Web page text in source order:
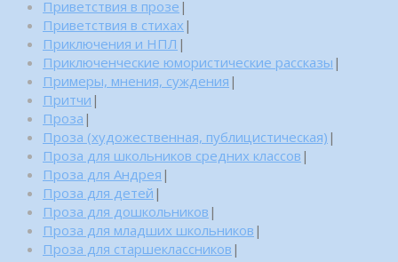
Приветствия в прозе |
Приветствия в стихах |
Приключения и НПЛ |
Приключенческие юмористические рассказы |
Примеры, мнения, суждения |
Притчи |
Проза |
Проза (художественная, публицистическая) |
Проза для школьников средних классов |
Проза для Андрея |
Проза для детей |
Проза для дошкольников |
Проза для младших школьников |
Проза для старшеклассников |